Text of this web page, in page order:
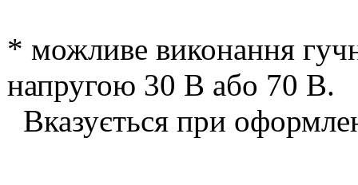
* можливе виконання
напругою 30 В або 70 В.
Вказується при